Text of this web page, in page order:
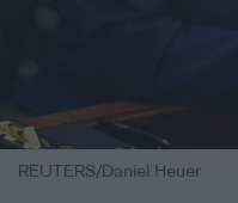
REUTERS/Daniel Heuer